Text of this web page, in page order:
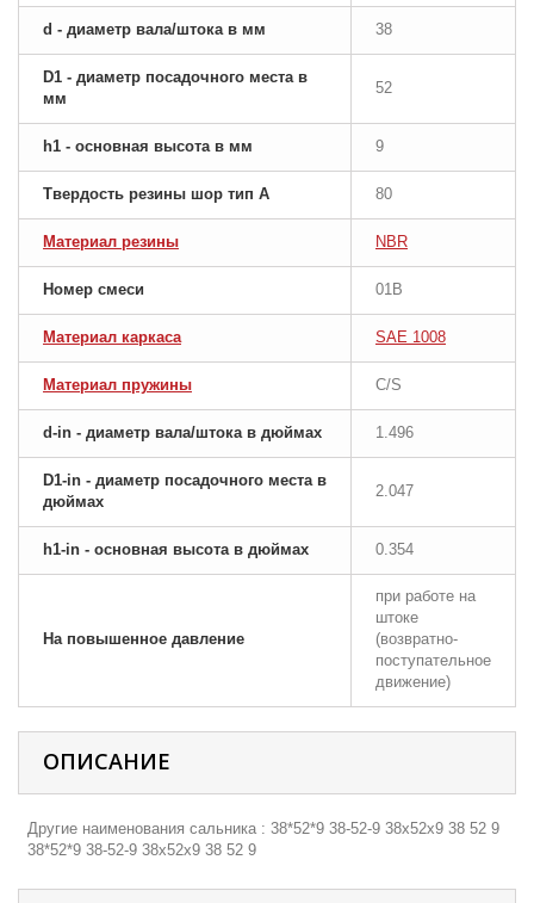
d - диаметр вала/штока в мм 38
D1 - диаметр посадочного места в
мм
52
h1 - основная высота в мм 9
Твердость резины шор тип A 80
Материал резины NBR
Номер смеси 01B
Материал каркаса SAE 1008
Материал пружины C/S
d-in - диаметр вала/штока в дюймах 1.496
D1-in - диаметр посадочного места в
дюймах
2.047
h1-in - основная высота в дюймах 0.354
На повышенное давление
при работе на
штоке
(возвратно-
поступательное
движение)
ОПИСАНИЕ
Другие наименования сальника : 38*52*9 38-52-9 38х52х9 38 52 9
38*52*9 38-52-9 38х52х9 38 52 9